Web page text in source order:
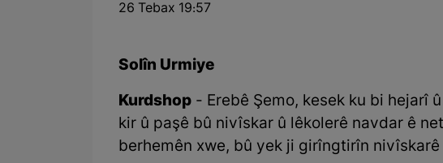
26 Tebax 19:57
Solîn Urmiye
Kurdshop - Erebê Şemo, kesek ku bi hejarî
kir û paşê bû nivîskar û lêkolerê navdar ê
berhemên xwe, bû yek ji girîngtirîn